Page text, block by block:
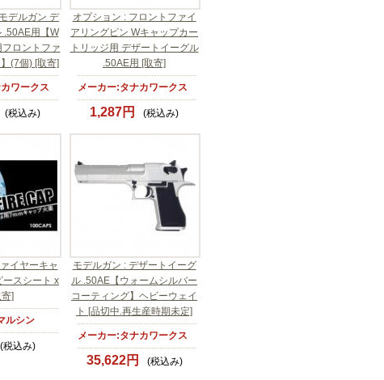
デルガン デ
.50AE用【W
ロントファ
(7個) [取寄]
ワークス
(税込み)
オプション : フロントファイ
アリングピン Wキャップカー
トリッジ用 デザートイーグル
.50AE用 [取寄]
メーカー:タナカワークス
1,287円 (税込み)
イヤーキャ
ースシート x
]
ルシン
(税込み)
モデルガン : デザートイーグ
ル .50AE【ウォームシルバー
コーティング】ヘビーウェイ
ト [品切中.再生産時期未定]
メーカー:タナカワークス
35,622円 (税込み)